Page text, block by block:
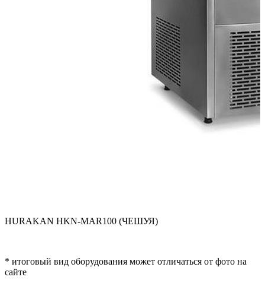
HURAKAN HKN-MAR100 (ЧЕШУЯ)
* итоговый вид оборудования может отличаться от фото на
сайте